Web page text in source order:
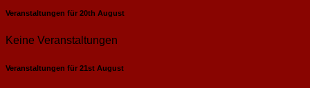
Veranstaltungen für 20th August
Keine Veranstaltungen
Veranstaltungen für 21st August